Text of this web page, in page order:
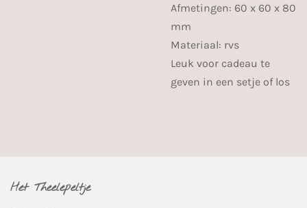
Afmetingen: 60 x 60 x 80
mm
Materiaal: rvs
Leuk voor cadeau te
geven in een setje of los
Het Theelepeltje